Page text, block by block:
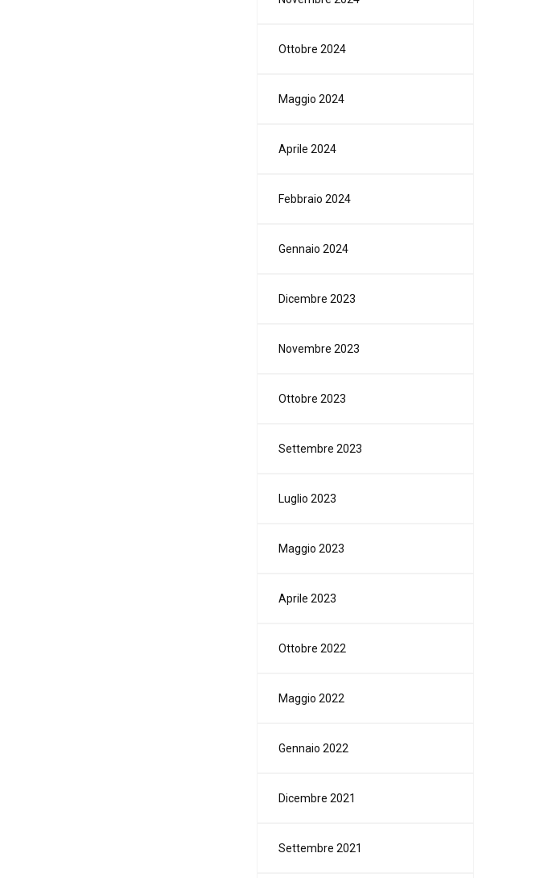
Ottobre 2024
Maggio 2024
Aprile 2024
Febbraio 2024
Gennaio 2024
Dicembre 2023
Novembre 2023
Ottobre 2023
Settembre 2023
Luglio 2023
Maggio 2023
Aprile 2023
Ottobre 2022
Maggio 2022
Gennaio 2022
Dicembre 2021
Settembre 2021